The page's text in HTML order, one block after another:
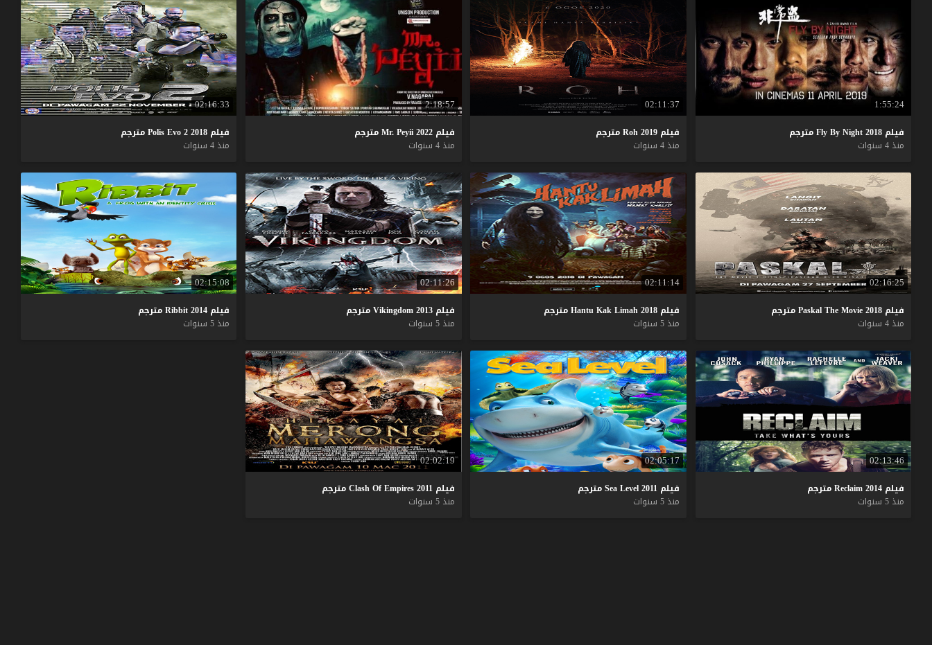
1:55:24
فيلم FlyByNight2018
مترجم
منذ 4 سنوات
02:11:37
فيلم Roh2019
مترجم
منذ 4 سنوات
2:18:57
فيلم Mr.Peyii2022
مترجم
منذ 4 سنوات
02:16:33
فيلم Polis Evo 2 2018
مترجم
منذ 4 سنوات
02:16:25
فيلم PaskalTheMovie2018
مترجم
منذ 4 سنوات
02:11:14
فيلم HantuKakLimah2018
مترجم
منذ 5 سنوات
02:11:26
فيلم Vikingdom2013
مترجم
منذ 5 سنوات
02:15:08
فيلم Ribbit 2014
مترجم
منذ 5 سنوات
02:13:46
فيلم Reclaim2014
مترجم
منذ 5 سنوات
02:05:17
فيلم SeaLevel2011
مترجم
منذ 5 سنوات
02:02:19
فيلم ClashOfEmpires2011
مترجم
منذ 5 سنوات